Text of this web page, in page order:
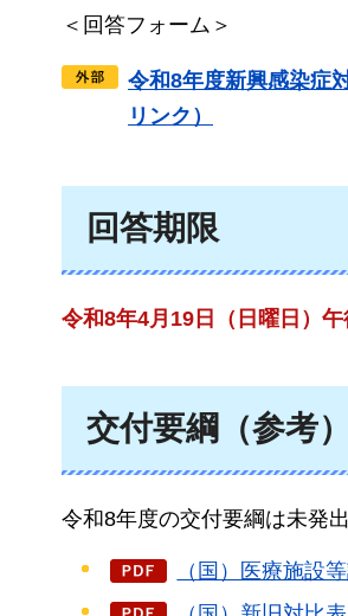
＜回答フォーム＞
令和8年度新興感染症
リンク）
回答期限
令和8年4月19日（日曜日）午
交付要綱（参考）
令和8年度の交付要綱は未発
（国）医療施設